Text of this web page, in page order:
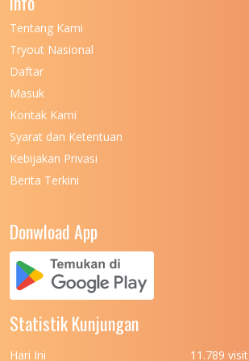
UNIVERSITAS NEGERI KHAIRUN
UNIVERSITAS NEGERI MANADO
UNIVERSITAS NEGERI MEDAN
UNIVERSITAS NEGERI PADANG
UNIVERSITAS NUSA CENDANA
UNIVERSITAS PADJADJARAN
UNIVERSITAS PATTIMURA
Tentang Kami
Tryout Nasional
Daftar
Masuk
Kontak Kami
Syarat dan Ketentuan
Kebijakan Privasi
Berita Terkini
Donwload App
Statistik Kunjungan
Hari Ini 11.789 visit